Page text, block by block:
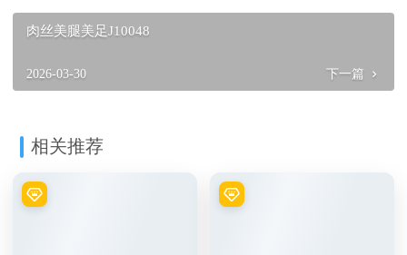
肉丝美腿美足J10048
2026-03-30 下一篇
相关推荐